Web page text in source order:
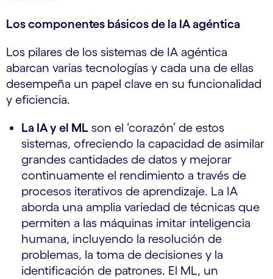
Los componentes básicos de la IA agéntica
Los pilares de los sistemas de IA agéntica
abarcan varias tecnologías y cada una de ellas
desempeña un papel clave en su funcionalidad
y eficiencia.
La IA y el ML son el ‘corazón’ de estos
sistemas, ofreciendo la capacidad de asimilar
grandes cantidades de datos y mejorar
continuamente el rendimiento a través de
procesos iterativos de aprendizaje. La IA
aborda una amplia variedad de técnicas que
permiten a las máquinas imitar inteligencia
humana, incluyendo la resolución de
problemas, la toma de decisiones y la
identificación de patrones. El ML, un